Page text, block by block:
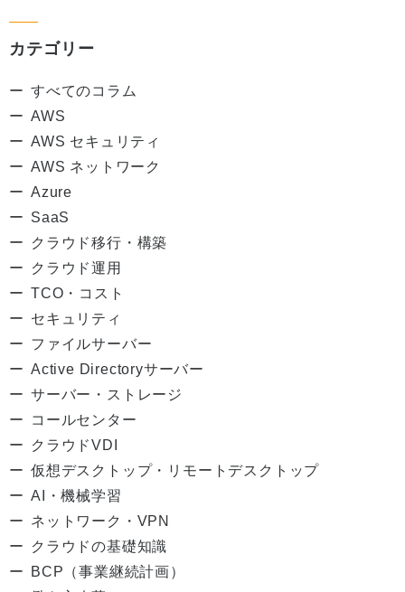
カテゴリー
すべてのコラム
AWS
AWS セキュリティ
AWS ネットワーク
Azure
SaaS
クラウド移行・構築
クラウド運用
TCO・コスト
セキュリティ
ファイルサーバー
Active Directoryサーバー
サーバー・ストレージ
コールセンター
クラウドVDI
仮想デスクトップ・リモートデスクトップ
AI・機械学習
ネットワーク・VPN
クラウドの基礎知識
BCP（事業継続計画）